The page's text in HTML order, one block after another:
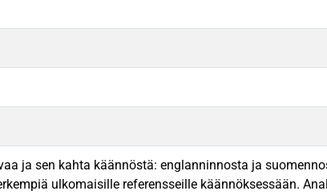
ja sen kahta käännöstä: englanninnosta ja
ulkomaisille referensseille käännöksessään.